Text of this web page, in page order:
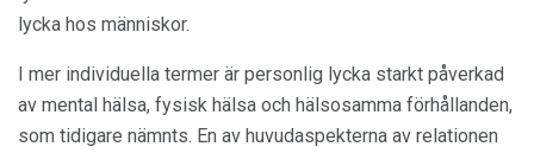
lycka hos människor.
I mer individuella termer är personlig lycka starkt påverkad
av mental hälsa, fysisk hälsa och hälsosamma förhållanden,
som tidigare nämnts. En av huvudaspekterna av relationen